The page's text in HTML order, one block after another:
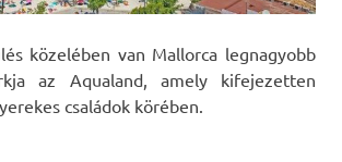
közelében van Mallorca legnagyobb
az Aqualand, amely kifejezetten
családok körében.